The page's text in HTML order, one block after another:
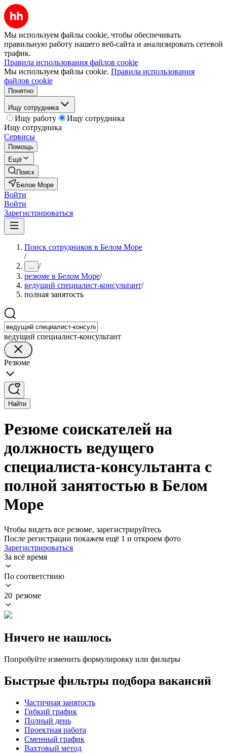
Мы используем файлы cookie, чтобы обеспечивать
правильную работу нашего веб-сайта и анализировать сетевой
трафик.
Правила использования файлов cookie
Мы используем файлы cookie. Правила использования
файлов cookie
Понятно
Ищу сотрудника
Ищу работу
Ищу сотрудника
Ищу сотрудника
Сервисы
Помощь
Ещё
Поиск
Белое Море
Войти
Войти
Зарегистрироваться
Поиск сотрудников в Белом Море
/
... /
резюме в Белом Море/
ведущий специалист-консультант/
полная занятость
ведущий специалист-консультант
Резюме
Найти
Резюме соискателей на
должность ведущего
специалиста-консультанта с
полной занятостью в Белом
Море
Чтобы видеть все резюме, зарегистрируйтесь
После регистрации покажем ещё 1 и откроем фото
Зарегистрироваться
За всё время
По соответствию
20 резюме
Ничего не нашлось
Попробуйте изменить формулировку или фильтры
Быстрые фильтры подбора вакансий
Частичная занятость
Гибкий график
Полный день
Проектная работа
Сменный график
Вахтовый метод